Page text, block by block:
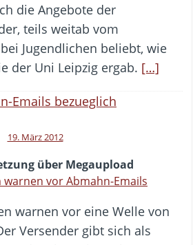
die Angebote der
teils weitab vom
Jugendlichen beliebt, wie
der Uni Leipzig ergab. […]
19. März 2012
über Megaupload
vor Abmahn-Emails
warnen vor eine Welle von
Versender gibt sich als